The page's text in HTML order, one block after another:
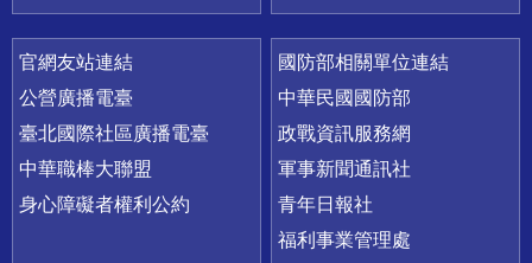
官網友站連結
公營廣播電臺
臺北國際社區廣播電臺
中華職棒大聯盟
身心障礙者權利公約
國防部相關單位連結
中華民國國防部
政戰資訊服務網
軍事新聞通訊社
青年日報社
福利事業管理處